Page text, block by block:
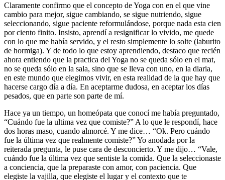
Claramente confirmo que el concepto de Yoga con en el que vine
cambio para mejor, sigue cambiando, se sigue nutriendo, sigue
seleccionando, sigue paciente reformulándose, porque nada esta cien
por ciento finito. Insisto, aprendí a resignificar lo vivido, me quede
con lo que me había servido, y el resto simplemente lo solte (laburito
de hormiga). Y de todo lo que estoy aprendiendo, destaco que recién
ahora entiendo que la practica del Yoga no se queda sólo en el mat,
no se queda sólo en la sala, sino que se lleva con uno, en la diaria,
en este mundo que elegimos vivir, en esta realidad de la que hay que
hacerse cargo día a día. En aceptarme dudosa, en aceptar los días
pesados, que en parte son parte de mí.
Hace ya un tiempo, un homeópata que conocí me había preguntado,
“Cuándo fue la ultima vez que comiste?” A lo que le respondí, hace
dos horas maso, cuando almorcé. Y me dice… “Ok. Pero cuándo
fue la última vez que realmente comiste?” Yo anodada por la
reiterada pregunta, le puse cara de desconcierto. Y me dijo… “Vale,
cuándo fue la última vez que sentiste la comida. Que la seleccionaste
a conciencia, que la preparaste con amor, con paciencia. Que
elegiste la vajilla, que elegiste el lugar y el contexto que te